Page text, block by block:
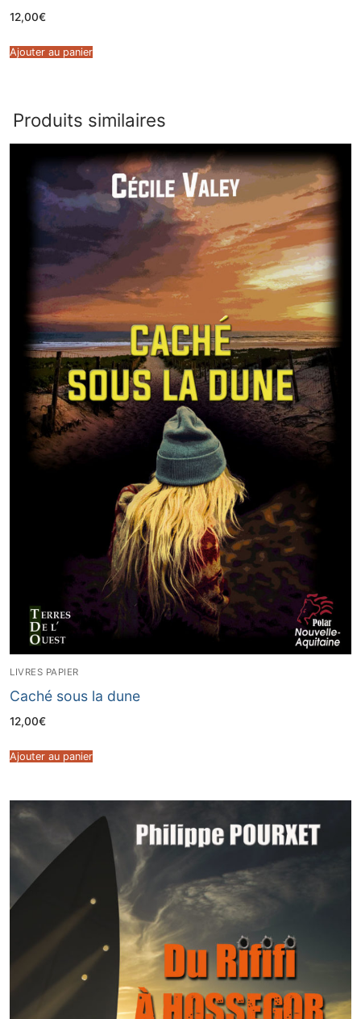
12,00€
Ajouter au panier
Produits similaires
LIVRES PAPIER
Caché sous la dune
12,00€
Ajouter au panier